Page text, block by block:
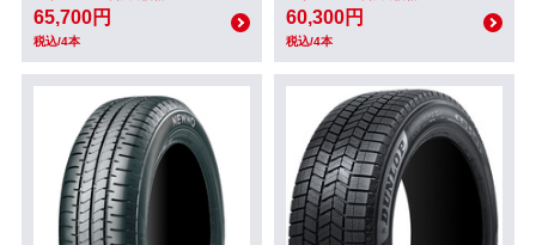
65,700円
税込/4本
60,300円
税込/4本